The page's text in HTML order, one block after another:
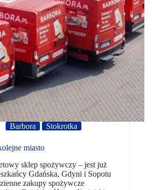
Barbora Stokrotka
miasto
sklep spożywczy – jest już
Gdańska, Gdyni i Sopotu
zakupy spożywcze